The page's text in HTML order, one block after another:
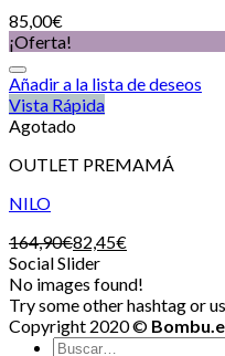
85,00€
¡Oferta!
Añadir a la lista de deseos
Vista Rápida
Agotado
OUTLET PREMAMÁ
NILO
164,90€82,45€
Social Slider
No images found!
Try some other hashtag or
Copyright 2020 ©